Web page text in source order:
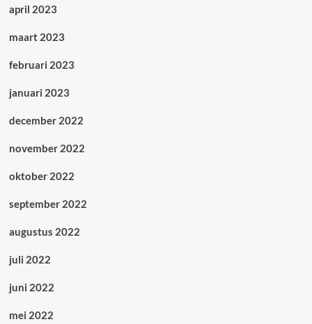
april 2023
maart 2023
februari 2023
januari 2023
december 2022
november 2022
oktober 2022
september 2022
augustus 2022
juli 2022
juni 2022
mei 2022